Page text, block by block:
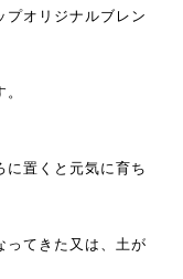
プオリジナルブレン
に置くと元気に育ち
ってきた又は、土が